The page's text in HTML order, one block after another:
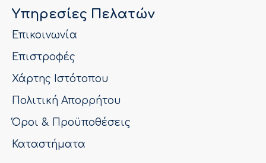
Υπηρεσίες Πελατών
Επικοινωνία
Επιστροφές
Χάρτης Ιστότοπου
Πολιτική Απορρήτου
Όροι & Προϋποθέσεις
Καταστήματα